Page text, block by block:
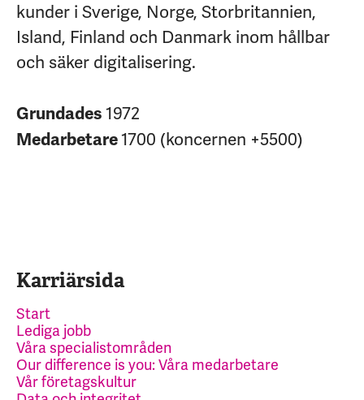
kunder i Sverige, Norge, Storbritannien,
Island, Finland och Danmark inom hållbar
och säker digitalisering.
Grundades1972
Medarbetare1700 (koncernen +5500)
Karriärsida
Start
Lediga jobb
Våra specialistområden
Our difference is you: Våra medarbetare
Vår företagskultur